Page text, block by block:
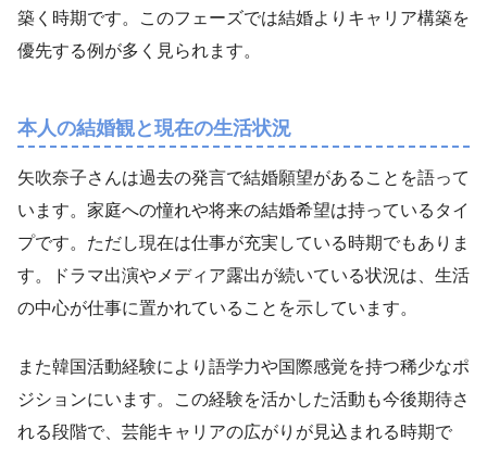
築く時期です。このフェーズでは結婚よりキャリア構築を
優先する例が多く見られます。
本人の結婚観と現在の生活状況
矢吹奈子さんは過去の発言で結婚願望があることを語って
います。家庭への憧れや将来の結婚希望は持っているタイ
プです。ただし現在は仕事が充実している時期でもありま
す。ドラマ出演やメディア露出が続いている状況は、生活
の中心が仕事に置かれていることを示しています。
また韓国活動経験により語学力や国際感覚を持つ稀少なポ
ジションにいます。この経験を活かした活動も今後期待さ
れる段階で、芸能キャリアの広がりが見込まれる時期で